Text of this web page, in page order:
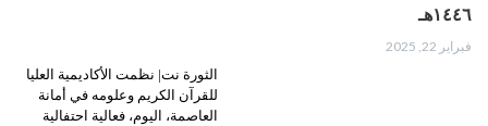
١٤٤٦ه‍ـ
فبراير 22, 2025
الثورة نت| نظمت الأكاديمية العليا
للقرآن الكريم وعلومه في أمانة
العاصمة، اليوم، فعالية احتفالية